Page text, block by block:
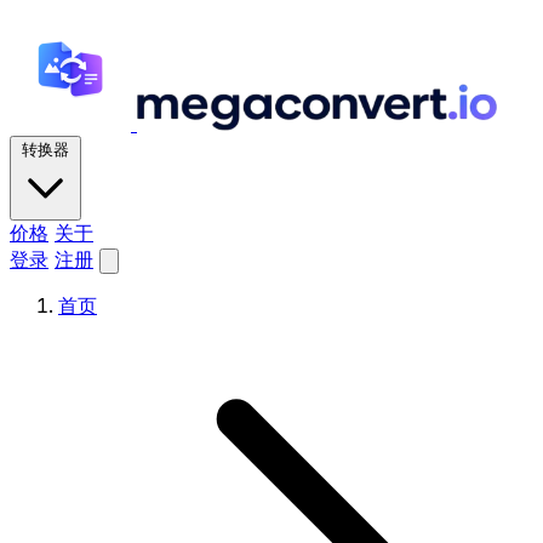
转换器
价格 关于
登录 注册
首页